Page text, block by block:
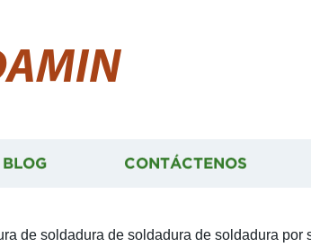
BLOG CONTÁCTENOS
de soldadura de soldadura de soldadura por